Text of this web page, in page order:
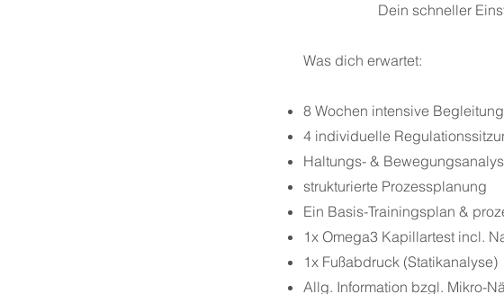
Dein schneller
Was dich erwartet:
8 Wochen intensive
4 individuelle
Haltungs- &
strukturierte Prozessplanung
Ein Basis-Trainingsplan &
1x Omega3 Kapillartest incl.
1x Fußabdruck (Statikanalyse)
Allg. Information bzgl. Mikro-